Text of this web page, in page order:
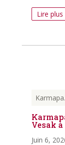
Lire plus
Vesak
Juin 6,